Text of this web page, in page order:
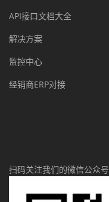
API接口文档大全
解决方案
监控中心
经销商ERP对接
扫码关注我们的微信公众号